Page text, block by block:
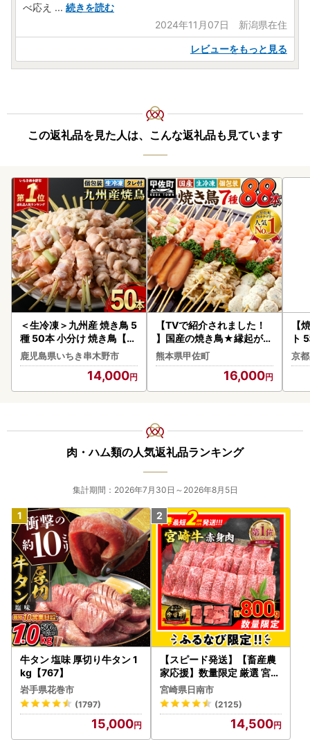
べ応え ... 続きを読む
2024年11月07日 新潟県在住
レビューをもっと見る
この返礼品を見た人は、こんな返礼品も見ています
＜生冷凍＞九州産 焼き鳥 5
種 50本 小分け 焼き鳥【0
0-079-01】
鹿児島県いちき串木野市
14,000
【TVで紹介されました！
】国産の焼き鳥★縁起が良
い末広がり88本★国産 焼
きとりセット 7種88本 - 国
産 焼き鳥 焼鳥 セット モモ
ネギま 皮 ムネ つくね ニラ
り 個包装 小分け 冷凍 人気
おすすめ ランキング お取
り寄せ 熊本県 甲佐町【価
格改定XA】
熊本県甲佐町
16,000
【
ト
肉
京
肉・ハム類の人気返礼品ランキング
集計期間：2026年7月30日～2026年8月5日
牛タン 塩味 厚切り牛タン 1
kg【767】
岩手県花巻市
(1797)
15,000
【スピード発送】【畜産農
家応援】数量限定 厳選 宮崎
牛 赤身 焼肉 計800g FN-Li
mited-PR_BDV5-26-2W
宮崎県日南市
(2125)
14,500